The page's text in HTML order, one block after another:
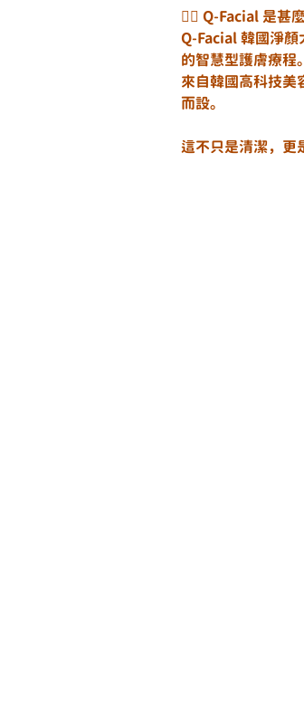
🧖‍♀ Q-Facial 是甚
Q-Facial 韓國淨顏
的智慧型護膚療程。
來自韓國高科技美
而設。
這不只是清潔，更